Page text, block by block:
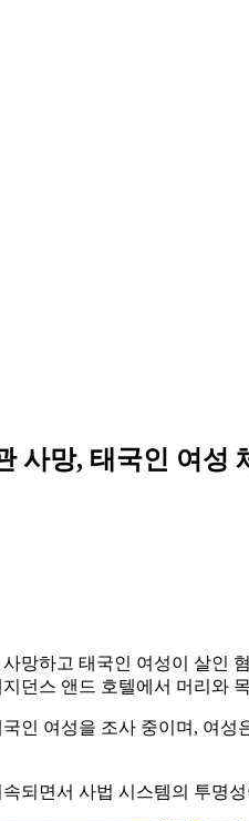
사망, 태국인 여성
망하고 태국인 여성이 살인
던스 앤드 호텔에서 머리와
인 여성을 조사 중이며, 여
되면서 사법 시스템의 투명